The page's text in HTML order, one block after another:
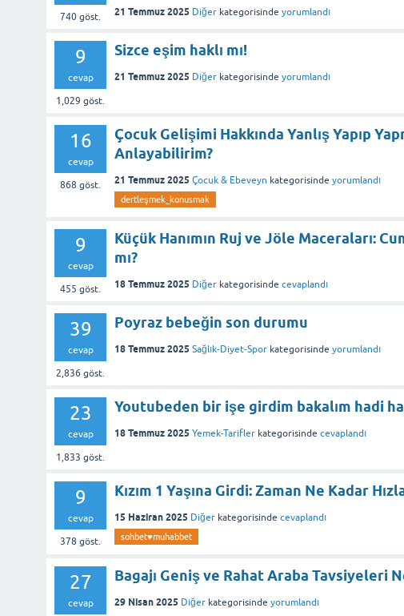
740 göst. 21 Temmuz 2025 Diğer kategorisinde yorumlandı
9
cevap
1,029 göst.
Sizce eşim haklı mı!
21 Temmuz 2025 Diğer kategorisinde yorumlandı
16
cevap
868 göst.
Çocuk Gelişimi Hakkında Yanlış Yapıp
Anlayabilirim?
21 Temmuz 2025 Çocuk & Ebeveyn kategorisinde yorumlandı
dertleşmek_konusmak
9
cevap
455 göst.
Küçük Hanımın Ruj ve Jöle Maceraları:
mı?
18 Temmuz 2025 Diğer kategorisinde cevaplandı
39
cevap
2,836 göst.
Poyraz bebeğin son durumu
18 Temmuz 2025 Sağlık-Diyet-Spor kategorisinde yorumlandı
23
cevap
1,833 göst.
Youtubeden bir işe girdim bakalım hadi
18 Temmuz 2025 Yemek-Tarifler kategorisinde cevaplandı
9
cevap
378 göst.
Kızım 1 Yaşına Girdi: Zaman Ne Kadar
15 Haziran 2025 Diğer kategorisinde cevaplandı
sohbet♥️muhabbet
27
cevap
Bagajı Geniş ve Rahat Araba Tavsiyeleri
29 Nisan 2025 Diğer kategorisinde yorumlandı